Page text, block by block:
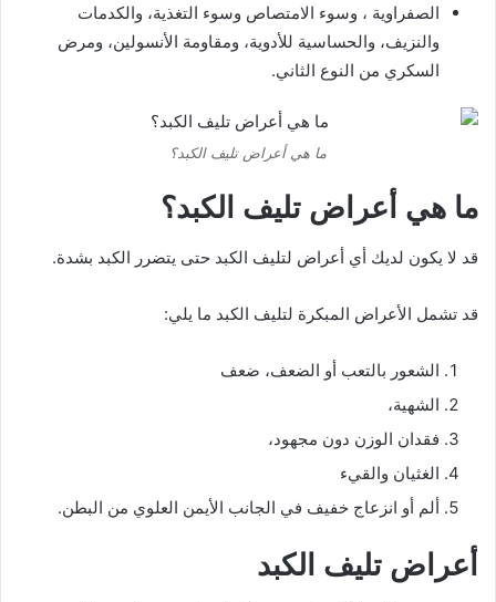
الصفراوية ، وسوء الامتصاص وسوء التغذية، والكدمات
والنزيف، والحساسية للأدوية، ومقاومة الأنسولين، ومرض
السكري من النوع الثاني.
ما هي أعراض تليف الكبد؟
ما هي أعراض تليف الكبد؟
قد لا يكون لديك أي أعراض لتليف الكبد حتى يتضرر الكبد بشدة.
قد تشمل الأعراض المبكرة لتليف الكبد ما يلي:
الشعور بالتعب أو الضعف، ضعف
الشهية،
فقدان الوزن دون مجهود،
الغثيان والقيء
ألم أو انزعاج خفيف في الجانب الأيمن العلوي من البطن.
أعراض تليف الكبد